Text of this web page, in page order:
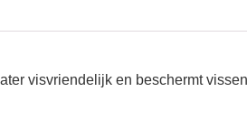
visvriendelijk en beschermt